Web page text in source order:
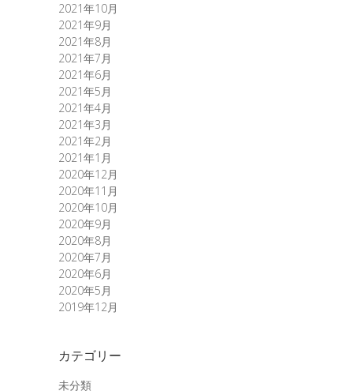
2021年10月
2021年9月
2021年8月
2021年7月
2021年6月
2021年5月
2021年4月
2021年3月
2021年2月
2021年1月
2020年12月
2020年11月
2020年10月
2020年9月
2020年8月
2020年7月
2020年6月
2020年5月
2019年12月
カテゴリー
未分類